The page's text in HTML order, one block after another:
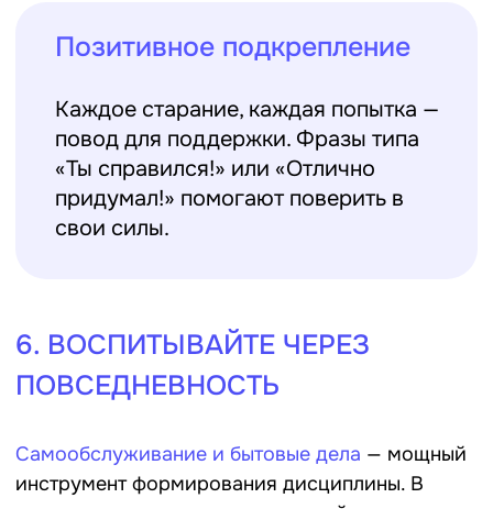
ответственность.
Самостоятельность не формируется за
один день.Это путь, который требует
терпения, поддержки и доверия со
стороны взрослых. Детский лагерь —
уникальная платформа, где в условиях
временной разлуки с родителями
ребёнок может впервые почувствовать
И всё это
— в комфортной, дружелюбной
увереннее, взрослее и свободнее.
вдохновлять и верить — ведь именно
доверие формирует настоящую
самостоятельность.